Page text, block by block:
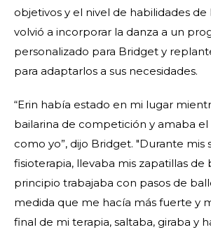
objetivos y el nivel de habilidades de
volvió a incorporar la danza a un
personalizado para Bridget y
para adaptarlos a sus necesidades.
“Erin había estado en mi lugar
bailarina de competición y amaba
como yo”, dijo Bridget. "Durante mis
fisioterapia, llevaba mis zapatillas de
principio trabajaba con pasos de
medida que me hacía más fuerte y
final de mi terapia, saltaba, giraba y